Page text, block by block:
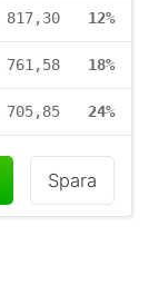
Spara
817,30 12%
761,58 18%
705,85 24%